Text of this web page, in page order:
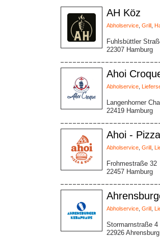
AH Köz
Abholservice Grill
Fuhlsbüttler
22307 Hamburg
Ahoi
Abholservice
Langenhorner
22419 Hamburg
Ahoi -
Abholservice Grill
Frohmestraße 32
22457 Hamburg
Abholservice Grill
Stormarnstraße 4
22926 Ahrensburg